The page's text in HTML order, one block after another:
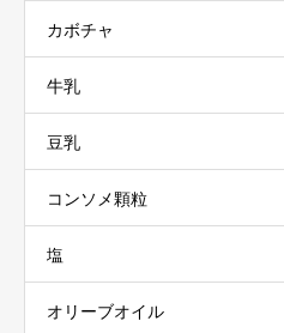
カボチャ
牛乳
豆乳
コンソメ顆粒
塩
オリーブオイル